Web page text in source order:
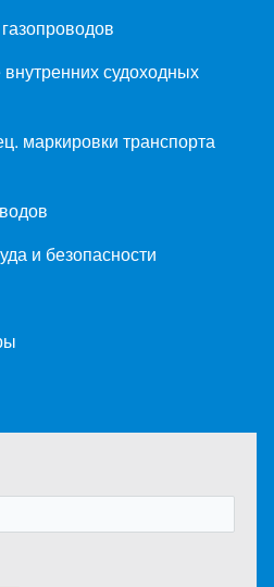
судоходных
маркировки транспорта
и безопасности